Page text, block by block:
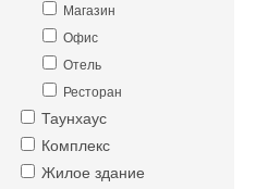
Магазин
Офис
Отель
Ресторан
Таунхаус
Комплекс
Жилое здание